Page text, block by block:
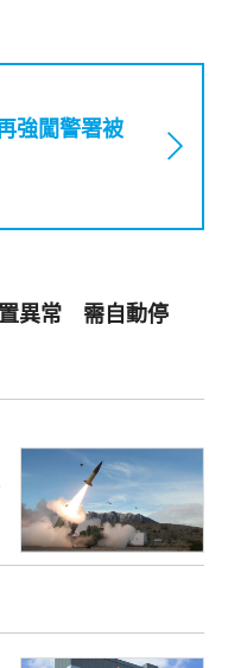
置異常 需自動停